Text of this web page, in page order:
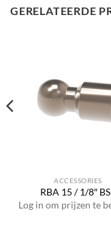
GERELATEERDE
ACCESSORIES
RBA 15 / 1/8″
Log in om prijzen te